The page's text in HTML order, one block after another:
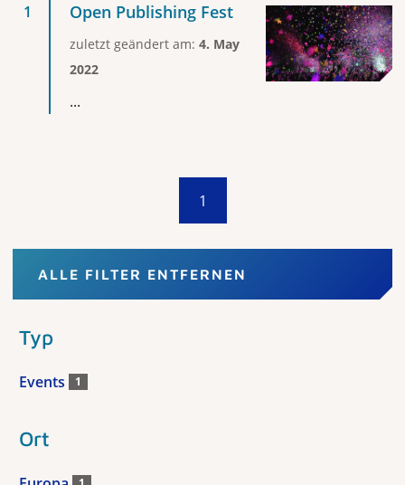
Open Publishing Fest
zuletzt geändert am: 4. May
2022
...
1
ALLE FILTER ENTFERNEN
Typ
Events 1
Ort